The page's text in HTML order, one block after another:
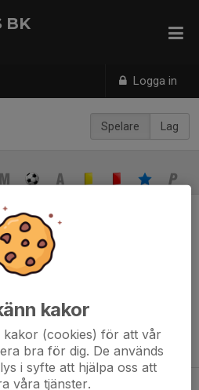
Logga in
BK
Spelare Lag
sparad
respektive match visas statistiken
kakor
kakor (cookies) för att vår
bra för dig. De används
i syfte att hjälpa oss att
våra tjänster.